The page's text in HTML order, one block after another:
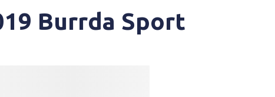
Burrda Sport